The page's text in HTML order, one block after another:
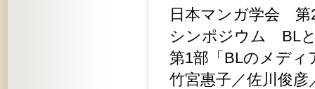
日本マンガ学会 第
シンポジウム BL
第1部「BLのメデ
竹宮惠子／佐川俊